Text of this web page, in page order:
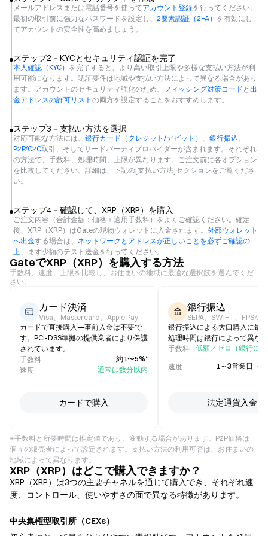
メールアドレスまたは電話番号を使ってアカウント登録を行ってください。
最初の取引前に強力なパスワードを設定し、 2要素認証（2FA） を有効にし
てアカウントの安全性を高めましょう。
ステップ2－KYCとセキュリティ認証を完了
本人確認（KYC） を完了すると、より高い取引上限や多様な支払い方法が利
用可能になります。認証要件は地域や支払い方法によって異なる場合があり
ます。アカウントのセキュリティ強化のため、 フィッシング対策コード と 出
金アドレスの許可リスト の両方を設定することをおすすめします。
ステップ3－支払い方法を選択
対応可能な方法には、 銀行カード（クレジット/デビット） 、 銀行振込、
P2P/C2C取引、そしてサードパーティプロバイダーが含まれます。それぞれ
の方法で、手数料、処理時間、上限が異なります。ご注文前に各オプション
を比較してください。詳細は、下記の[支払い方法]セクションをご覧くださ
い。
ステップ4－確認して、XRP（XRP）を購入
ご注文内容（合計金額：価格＋適用手数料）をよくご確認ください。確定
後、XRP（XRP）はGateの現物ウォレットに入金されます。 外部ウォレット
へ出金する場合は、 ネットワークとアドレスが正しいことを必ずご確認の
上、まず少額のテスト送金を行ってください。
GateでXRP（XRP）を購入する方法
手数料、速度、上限を比較し、お住まいの地域に最適な選択肢を選んでくだ
さい。
カード決済
Visa、Mastercard、Apple Pay
カードで直接購入—事前入金は不要で
す。PCI-DSS準拠の提供業者により保護
されています。
手数料
約1〜5%*
速度
通常は数分以内
カードで購入
銀行振込
SEPA、SWIFT、FPSなど
銀行振込による大口購入に最
処理時間は銀行によって異な
手数料
低額／ゼロ（銀行に
速度
1～3営業日（
法定通貨入金
※手数料と所要時間は推定値であり、変動する場合があります。P2P価格は
個々の販売者によって設定されます。支払い方法の利用可否は、お住まいの
地域によって異なります。
XRP（XRP）はどこで購入できますか？
XRP（XRP）は3つの主要チャネルを通じて購入でき、それぞれ速
度、コントロール、使いやすさの面で異なる特徴があります。
中央集権型取引所（CEXs）